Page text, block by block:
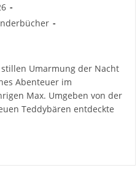
Umarmung der Nacht
Abenteuer im
Max. Umgeben von der
Teddybären entdeckte